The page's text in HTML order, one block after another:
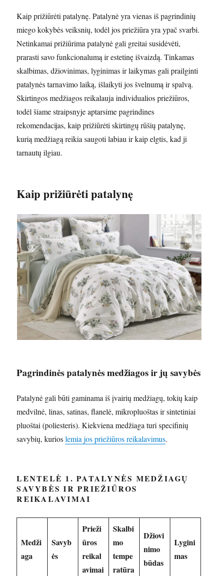
Kaip prižiūrėti patalynę. Patalynė yra vienas iš pagrindinių
miego kokybės veiksnių, todėl jos priežiūra yra ypač svarbi.
Netinkamai prižiūrima patalynė gali greitai susidėvėti,
prarasti savo funkcionalumą ir estetinę išvaizdą. Tinkamas
skalbimas, džiovinimas, lyginimas ir laikymas gali prailginti
patalynės tarnavimo laiką, išlaikyti jos švelnumą ir spalvą.
Skirtingos medžiagos reikalauja individualios priežiūros,
todėl šiame straipsnyje aptarsime pagrindines
rekomendacijas, kaip prižiūrėti skirtingų rūšių patalynę,
kurią medžiagą reikia saugoti labiau ir kaip elgtis, kad ji
tarnautų ilgiau.
Kaip prižiūrėti patalynę
Pagrindinės patalynės medžiagos ir jų savybės
Patalynė gali būti gaminama iš įvairių medžiagų, tokių kaip
medvilnė, linas, satinas, flanelė, mikropluoštas ir sintetiniai
pluoštai (poliesteris). Kiekviena medžiaga turi specifinių
savybių, kurioslemia jos priežiūros reikalavimus.
LENTELĖ 1. PATALYNĖS MEDŽIAGŲ
SAVYBĖS IR PRIEŽIŪROS
REIKALAVIMAI
Medži
aga
Savyb
ės
Prieži
ūros
reikal
avimai
Skalbi
mo
tempe
ratūra
Džiovi
nimo
būdas
Lygini
mas